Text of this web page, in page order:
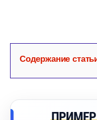
Содержание